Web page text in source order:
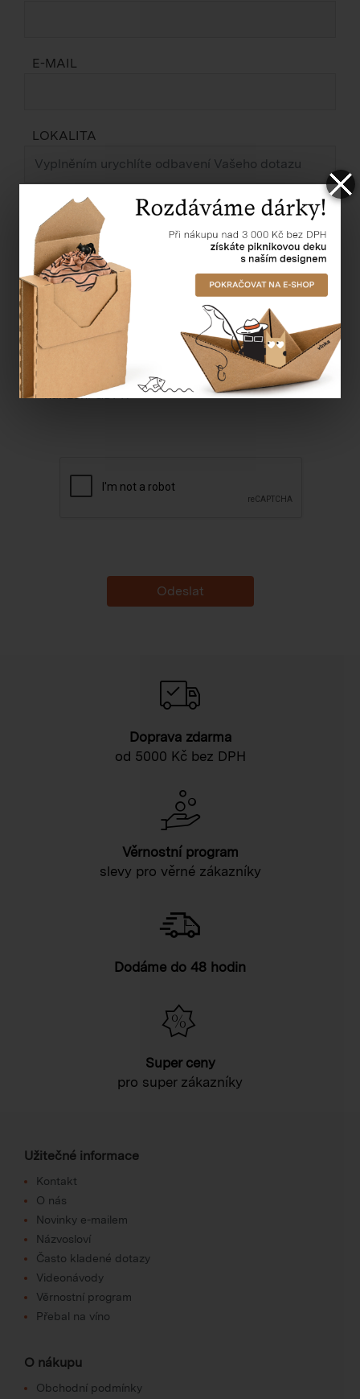
E-MAIL
LOKALITA
ZPRÁVA *
Souhlasím se zpracováním osobních údajů dle
nařízení GDPR
Doprava zdarma
od 5000 Kč bez DPH
Věrnostní program
slevy pro věrné zákazníky
Dodáme do 48 hodin
Super ceny
pro super zákazníky
Užitečné informace
Kontakt
O nás
Novinky e-mailem
Názvosloví
Často kladené dotazy
Videonávody
Věrnostní program
Přebal na víno
O nákupu
Obchodní podmínky